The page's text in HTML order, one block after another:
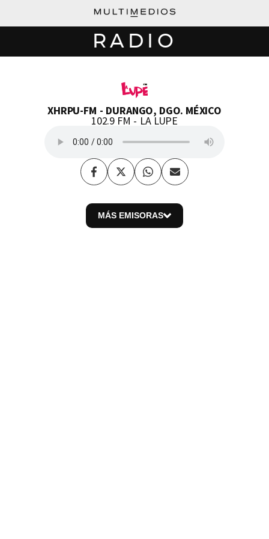
RADIO
XHRPU-FM DURANGO, DGO. MÉXICO
102.9 FM LA LUPE
FacebookTwitterWhatsapp
Enviar
por
MÁS EMISORAS